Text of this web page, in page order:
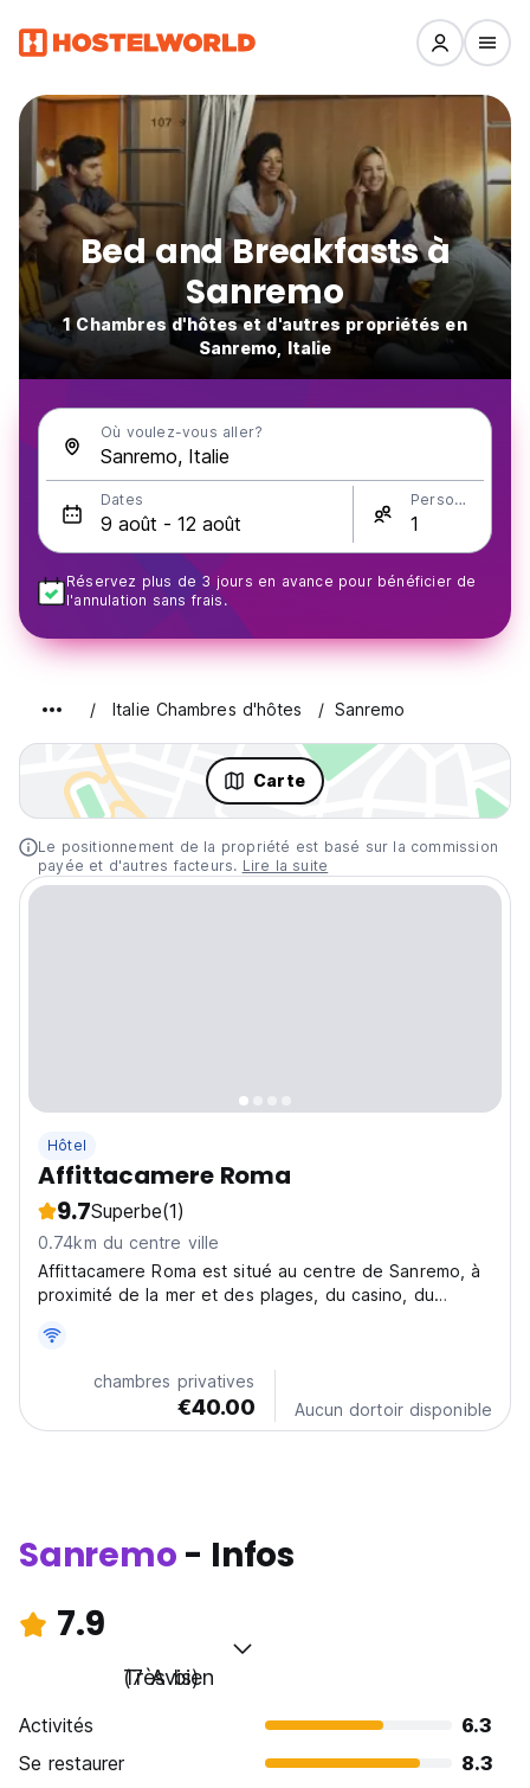
Bed and Breakfasts à
Sanremo
1 Chambres d'hôtes et d'autres propriétés en
Sanremo, Italie
Où voulez-vous aller?
Dates Personnes
Réservez plus de 3 jours en avance pour bénéficier de
l'annulation sans frais.
Italie Chambres d'hôtes Sanremo
Carte
Le positionnement de la propriété est basé sur la commission
payée et d'autres facteurs. Lire la suite
Hôtel
Affittacamere Roma
9.7Superbe(1)
0.74km du centre ville
Affittacamere Roma est situé au centre de Sanremo, à
proximité de la mer et des plages, du casino, du
piste cyclable.
chambres privatives
€40.00 Aucun dortoir disponible
Sanremo - Infos
7.9
Très bien
(7 Avis)
Activités
6.3
Se restaurer
8.3